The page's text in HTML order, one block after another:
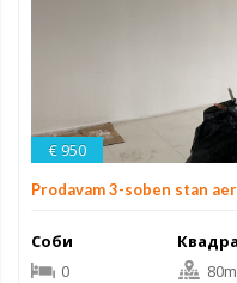
€ 950
Prodavam 3-soben stan
Соби
0